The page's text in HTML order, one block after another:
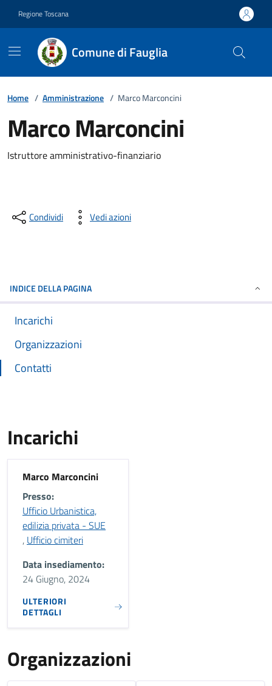
Regione Toscana
Comune di Fauglia
Home / Amministrazione / Marco Marconcini
Marco Marconcini
Descrizione breve
Istruttore amministrativo-finanziario
Condividi Vedi azioni
INDICE DELLA PAGINA
Incarichi
Organizzazioni
Contatti
Incarichi
Marco Marconcini
Presso:
Ufficio Urbanistica,
edilizia privata - SUE
, Ufficio cimiteri
Data insediamento:
24 Giugno, 2024
ULTERIORI
DETTAGLI
Organizzazioni